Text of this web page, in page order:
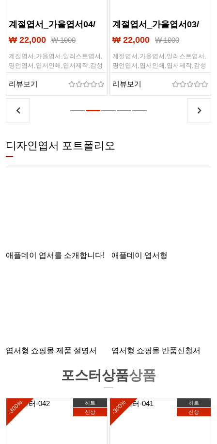
계절엽서_가을엽서04/
일러스트엽서
₩ 22,000 ₩ 1000
계절엽서,가을엽서,일러스트엽서,
명언엽서,엽서인쇄,엽서제작,감성
엽서,캘리그라피
리뷰보기
계절엽서_가을엽서03/
일러스트엽서
₩ 22,000 ₩ 1000
계절엽서,가을엽서,일러스트엽서,
명언엽서,엽서인쇄,엽서제작,감성
엽서,캘리그라피
리뷰보기
디자인엽서 포트폴리오
애플데이 엽서를 소개합니다! 애플데이 엽서형
엽서형 쇼핑몰 제품 설명서 엽서형 쇼핑몰 반품신청서
포스터상품상품
히트
신상
-300%
히트
신상
-300%